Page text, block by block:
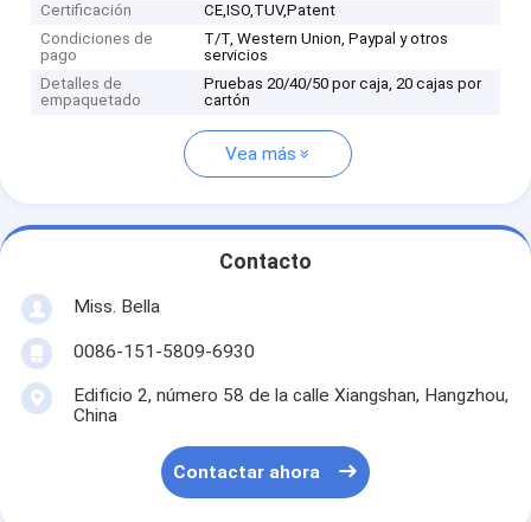
Certificación
CE,ISO,TUV,Patent
Condiciones de
pago
T/T, Western Union, Paypal y otros
servicios
Detalles de
empaquetado
Pruebas 20/40/50 por caja, 20 cajas por
cartón
Vea más
Contacto
Miss. Bella
0086-151-5809-6930
Edificio 2, número 58 de la calle Xiangshan, Hangzhou,
China
Contactar ahora